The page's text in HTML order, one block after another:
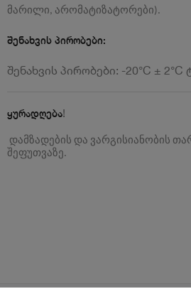
მარილი, არომატიზატორები).
შენახვის პირობები:
შენახვის პირობები: -20°C ± 2°C
ყურადღება!
დამზადების და ვარგისიანობის
შეფუთვაზე.